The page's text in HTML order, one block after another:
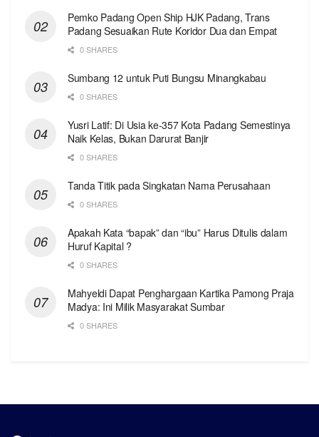
Pemko Padang Open Ship HJK Padang, Trans
Padang Sesuaikan Rute Koridor Dua dan Empat
0 SHARES
Sumbang 12 untuk Puti Bungsu Minangkabau
0 SHARES
Yusri Latif: Di Usia ke-357 Kota Padang Semestinya
Naik Kelas, Bukan Darurat Banjir
0 SHARES
Tanda Titik pada Singkatan Nama Perusahaan
0 SHARES
Apakah Kata “bapak” dan “ibu” Harus Ditulis dalam
Huruf Kapital ?
0 SHARES
Mahyeldi Dapat Penghargaan Kartika Pamong Praja
Madya: Ini Milik Masyarakat Sumbar
0 SHARES